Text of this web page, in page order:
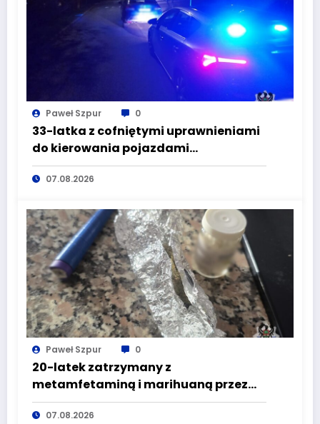
Paweł Szpur 0
33-latka z cofniętymi uprawnieniami
do kierowania pojazdami
wyeliminowana z lokalnych dróg
07.08.2026
Paweł Szpur 0
20-latek zatrzymany z
metamfetaminą i marihuaną przez
głuszyckich policjantów
07.08.2026